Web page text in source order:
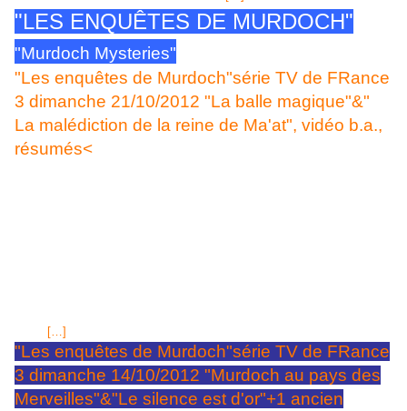
"LES ENQUÊTES DE MURDOCH"
"Murdoch Mysteries"
"Les enquêtes de Murdoch"série TV de FRance
3 dimanche 21/10/2012 "La balle magique"&"
La malédiction de la reine de Ma'at", vidéo b.a.,
résumés<
[…]
"Les enquêtes de Murdoch"série TV de FRance
3 dimanche 14/10/2012 "Murdoch au pays des
Merveilles"&"Le silence est d'or"+1 ancien